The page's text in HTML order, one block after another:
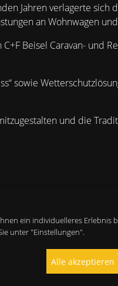
Jahren verlagerte sich
an Wohnwagen
Beisel Caravan- und
sowie
und die
Über uns
Impressum
Datenschutzerklärung
ein individuelleres
unter "Einstellungen".
Alle akzeptieren